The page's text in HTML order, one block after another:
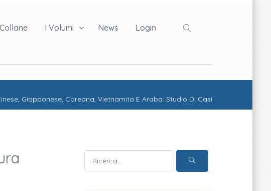
I Volumi News Login
Giapponese, Coreana, Vietnamita E Araba: Studio Di Casi